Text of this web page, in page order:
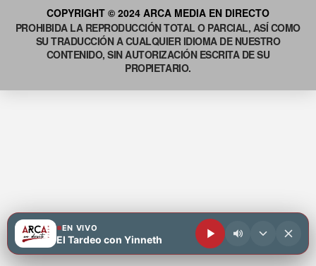
COPYRIGHT © 2024 ARCA MEDIA EN DIRECTO
PROHIBIDA LA REPRODUCCIÓN TOTAL O PARCIAL, ASÍ COMO
SU TRADUCCIÓN A CUALQUIER IDIOMA DE NUESTRO
CONTENIDO, SIN AUTORIZACIÓN ESCRITA DE SU
PROPIETARIO.
EN VIVO
El Tardeo con Yinneth